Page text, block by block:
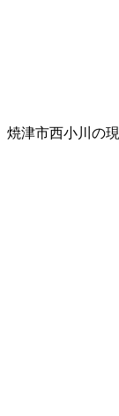
焼津市西小川の